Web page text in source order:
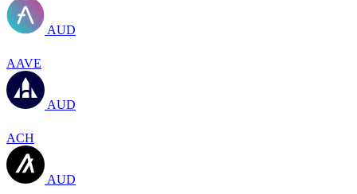
AUD
AAVE
AUD
ACH
AUD